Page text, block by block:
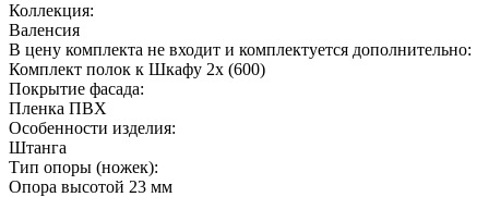
Коллекция:
Валенсия
В цену комплекта не входит и комплектуется дополнительно:
Комплект полок к Шкафу 2х (600)
Покрытие фасада:
Пленка ПВХ
Особенности изделия:
Штанга
Тип опоры (ножек):
Опора высотой 23 мм